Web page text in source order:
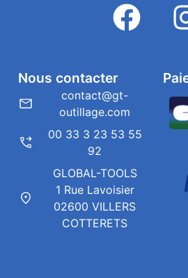
Nous contacter
contact@gt-
outillage.com
00 33 3 23 53 55
92
GLOBAL-TOOLS
1 Rue Lavoisier
02600 VILLERS
COTTERETS